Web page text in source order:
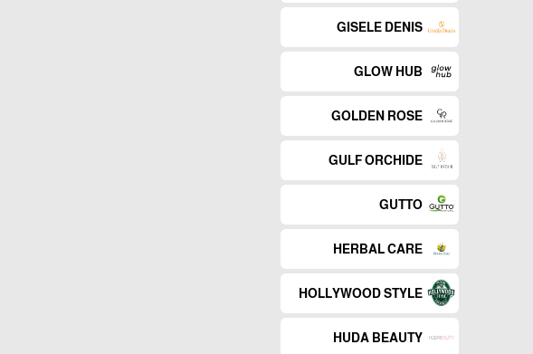
GISELE DENIS
GLOW HUB
GOLDEN ROSE
GULF ORCHIDE
GUTTO
HERBAL CARE
HOLLYWOOD STYLE
HUDA BEAUTY